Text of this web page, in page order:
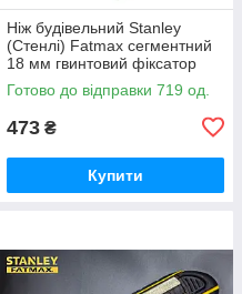
Ніж будівельний Stanley
(Стенлі) Fatmax сегментний
18 мм гвинтовий фіксатор
Готово до відправки 719 од.
473 ₴
Купити